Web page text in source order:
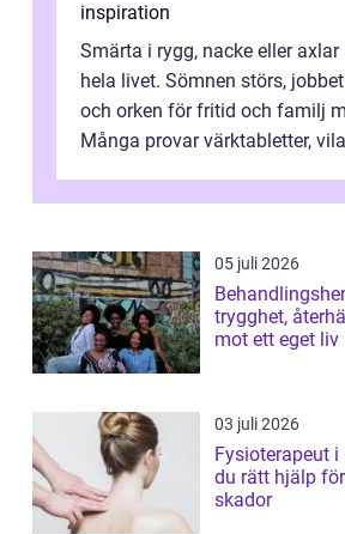
inspiration
Smärta i rygg, nacke eller axlar
hela livet. Sömnen störs,
och orken för fritid och familj
Många provar värktabletter,
05 juli 2026
trygghet,
mot ett eget liv
03 juli 2026
Fysioterapeut i
du rätt hjälp
skador